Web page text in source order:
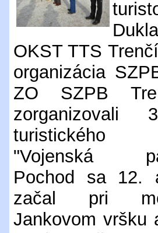
OKST TTS
organizácia
ZO SZPB
zorganizovali
turistického
"Vojenská
Pochod sa 12.
začal pri
Jankovom vršku